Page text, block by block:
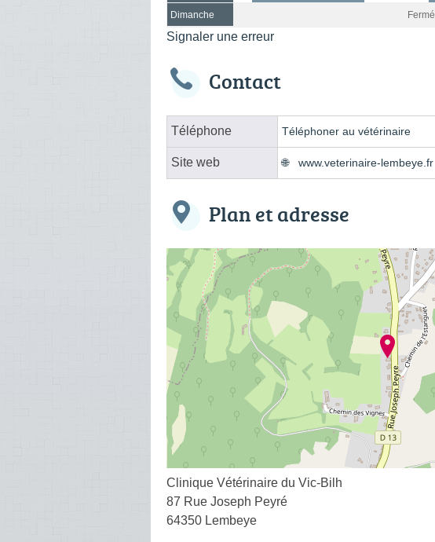
Dimanche Fermé
Signaler une erreur
Contact
Téléphone Téléphoner au vétérinaire
Site web www.veterinaire-lembeye.fr
Plan et adresse
Clinique Vétérinaire du Vic-Bilh
87 Rue Joseph Peyré
64350 Lembeye